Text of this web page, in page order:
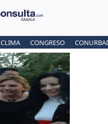
CLIMA CONGRESO